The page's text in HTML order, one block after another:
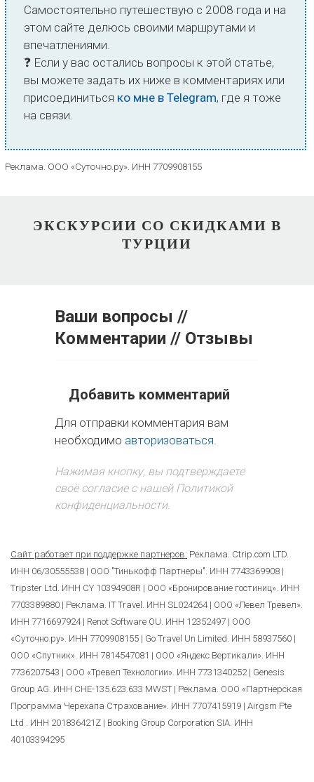
Самостоятельно путешествую с 2008 года и на
этом сайте делюсь своими маршрутами и
впечатлениями.
❓ Если у вас остались вопросы к этой статье,
вы можете задать их ниже в комментариях или
присоединиться ко мне в Telegram, где я тоже
на связи.
Реклама. ООО «Суточно.ру». ИНН 7709908155
ЭКСКУРСИИ СО СКИДКАМИ В
ТУРЦИИ
Ваши вопросы //
Комментарии // Отзывы
Добавить комментарий
Для отправки комментария вам
необходимо авторизоваться
Нажимая кнопку, вы подтверждаете
своё согласие с нашей Политикой
конфиденциальности.
Сайт работает при поддержке партнеров: Реклама. Ctrip.com LTD.
ИНН 06/30555538 | ООО "Тинькофф Партнеры". ИНН 7743369908 |
Tripster Ltd. ИНН CY 10394908R | ООО «Бронирование гостиниц». ИНН
7703389880 | Реклама. IT Travel. ИНН SL024264 | ООО «Левел Тревел».
ИНН 7716697924 | Renot Software OU. ИНН 12352497 | ООО
«Суточно.ру». ИНН 7709908155 | Go Travel Un Limited. ИНН 58937560 |
ООО «Спутник». ИНН 7814547081 | ООО «Яндекс Вертикали». ИНН
7736207543 | ООО «Тревел Технологии». ИНН 7731340252 | Genesis
Group AG. ИНН CHE-135.623.633 MWST | Реклама. ООО «Партнерская
Программа Черехапа Страхование». ИНН 7707415919 | Airgsm Pte
Ltd . ИНН 201836421Z | Booking Group Corporation SIA. ИНН
40103394295